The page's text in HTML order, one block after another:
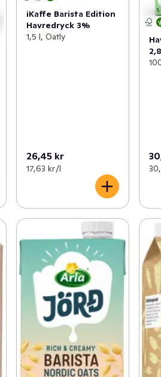
iKaffe Barista Edition
Havredryck 3%
1,5 l, Oatly
26,45 kr
17,63 kr /l